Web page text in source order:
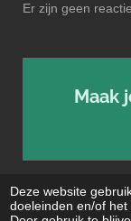
Deze website
doeleinden en/of het
Er zijn geen
Maak
Interesse